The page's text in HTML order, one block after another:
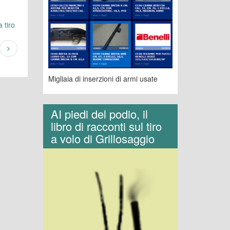
tiro
Migliaia di inserzioni di armi usate
AI piedi del podio, il
libro di racconti sul tiro
a volo di Grillosaggio